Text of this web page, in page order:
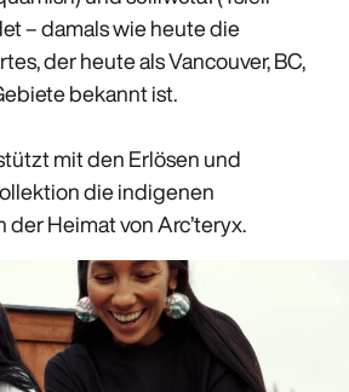
– damals wie heute die
der heute als Vancouver, BC,
bekannt ist.
mit den Erlösen und
die indigenen
Heimat von Arc’teryx.